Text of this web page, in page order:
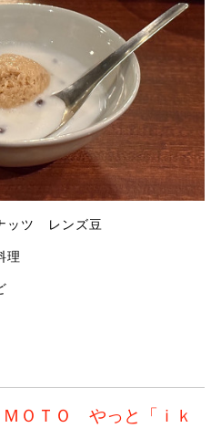
ッツ レンズ豆
理
ＯＴＯ やっと「ｉｋ